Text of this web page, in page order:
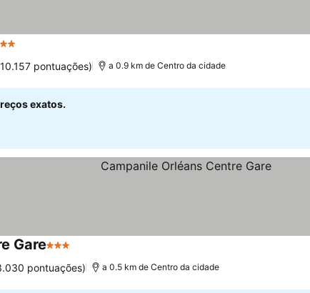
pontuações) a 0.9 km de Centro da cidade
exatos.
Gare3 Estrelas
pontuações) a 0.5 km de Centro da cidade